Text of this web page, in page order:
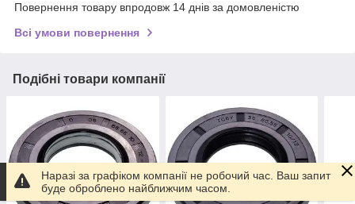
Повернення товару впродовж 14 днів за домовленістю
Всі умови повернення
Подібні товари компанії
Наразі за графіком компанії не робочий час. Ваш запит
буде оброблено найближчим часом.